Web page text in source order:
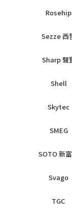
Rosehip
Sezze 西
Sharp 聲
Shell
Skytec
SMEG
SOTO 新
Svago
TGC